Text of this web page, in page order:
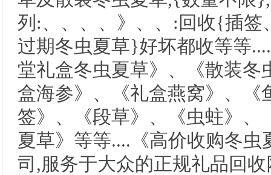
列:、、、、》、、:回收{插签
过期冬虫夏草}好坏都收等等
堂礼盒冬虫夏草》、《散装
盒海参》、《礼盒燕窝》、《
签》、《段草》、《虫蛀》
夏草》等等....《高价收购冬
司,服务于大众的正规礼品回